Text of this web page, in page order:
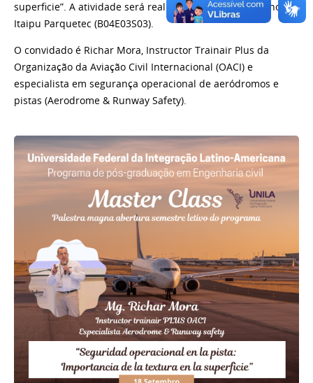
superficie”. A atividade será realizada das 14h às 16h, no
Itaipu Parquetec (B04E03S03).
O convidado é Richar Mora, Instructor Trainair Plus da
Organização da Aviação Civil Internacional (OACI) e
especialista em segurança operacional de aeródromos e
pistas (Aerodrome & Runway Safety).